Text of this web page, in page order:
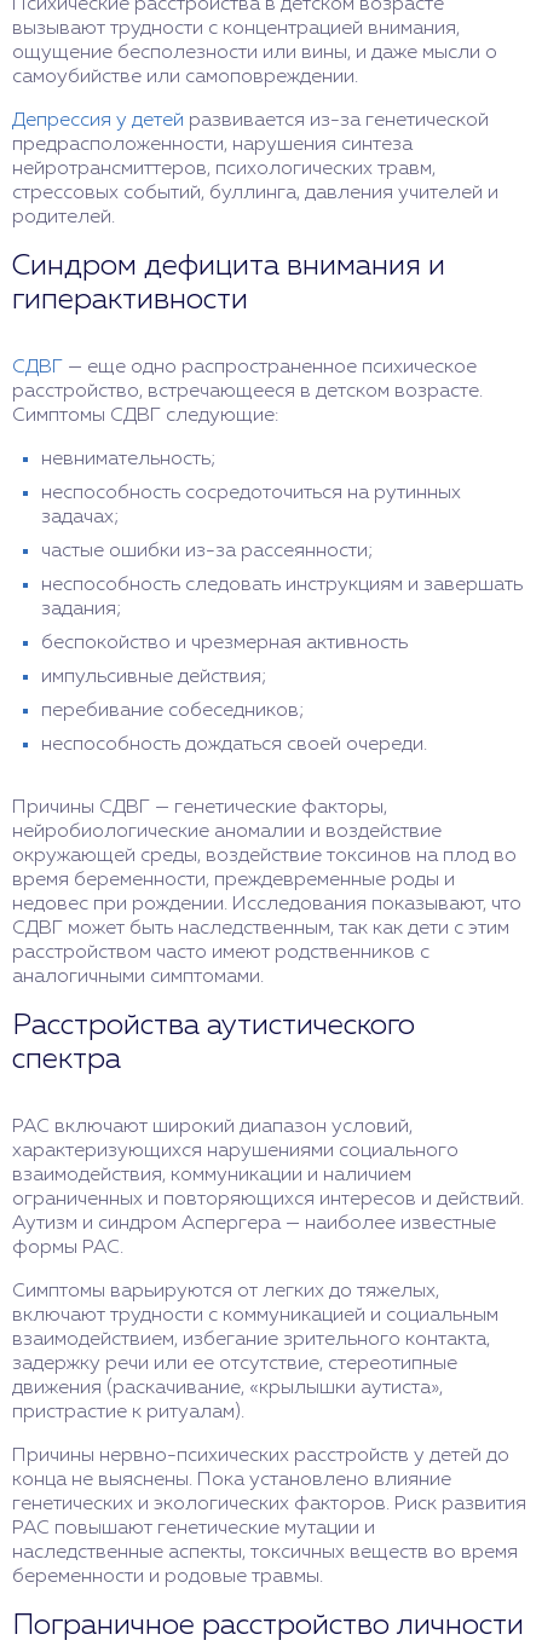
Психические расстройства в детском возрасте
вызывают трудности с концентрацией внимания,
ощущение бесполезности или вины, и даже мысли о
самоубийстве или самоповреждении.
Депрессия у детей развивается из-за генетической
предрасположенности, нарушения синтеза
нейротрансмиттеров, психологических травм,
стрессовых событий, буллинга, давления учителей и
родителей.
Синдром дефицита внимания и
гиперактивности
СДВГ
— еще одно распространенное психическое
расстройство, встречающееся в детском возрасте.
Симптомы СДВГ следующие:
невнимательность;
неспособность сосредоточиться на рутинных
задачах;
частые ошибки из-за рассеянности;
неспособность следовать инструкциям и завершать
задания;
беспокойство и чрезмерная активность
импульсивные действия;
перебивание собеседников;
неспособность дождаться своей очереди.
Причины СДВГ — генетические факторы,
нейробиологические аномалии и воздействие
окружающей среды, воздействие токсинов на плод во
время беременности, преждевременные роды и
недовес при рождении. Исследования показывают, что
СДВГ может быть наследственным, так как дети с этим
расстройством часто имеют родственников с
аналогичными симптомами.
Расстройства аутистического
спектра
РАС включают широкий диапазон условий,
характеризующихся нарушениями социального
взаимодействия, коммуникации и наличием
ограниченных и повторяющихся интересов и действий.
Аутизм и синдром Аспергера — наиболее известные
формы РАС.
Симптомы варьируются от легких до тяжелых,
включают трудности с коммуникацией и социальным
взаимодействием, избегание зрительного контакта,
задержку речи или ее отсутствие, стереотипные
движения (раскачивание, «крылышки аутиста»,
пристрастие к ритуалам).
Причины нервно-психических расстройств у детей до
конца не выяснены. Пока установлено влияние
генетических и экологических факторов. Риск развития
РАС повышают генетические мутации и
наследственные аспекты, токсичных веществ во время
беременности и родовые травмы.
Пограничное расстройство личности